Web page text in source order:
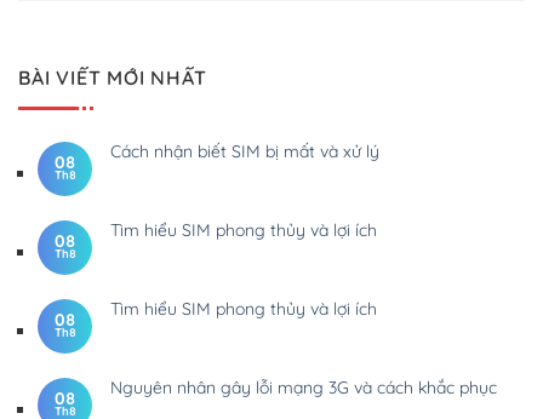
BÀI VIẾT MỚI NHẤT
08
Th8
Cách nhận biết SIM bị mất và xử lý
08
Th8
Tìm hiểu SIM phong thủy và lợi ích
08
Th8
Tìm hiểu SIM phong thủy và lợi ích
08
Th8
Nguyên nhân gây lỗi mạng 3G và cách khắc phục